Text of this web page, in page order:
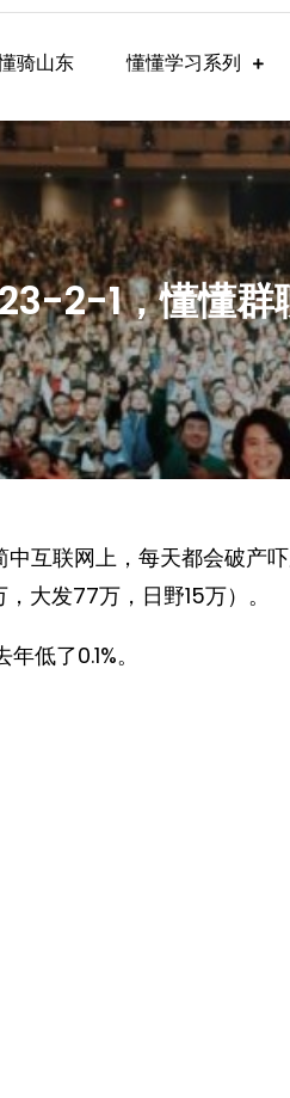
群内容
骑山东 懂懂学习系列
2-1，懂懂群
互联网上，每天都会破产
大发77万，日野15万）。
低了0.1%。